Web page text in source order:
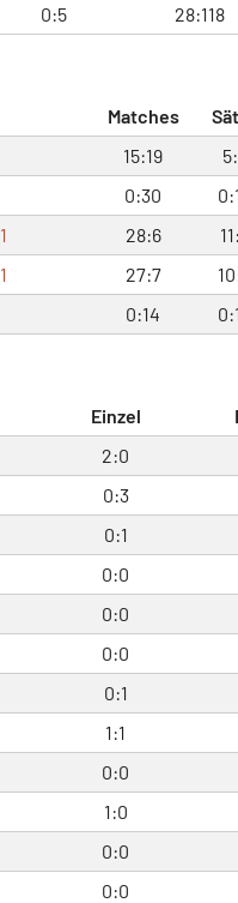
0:5 28:118
Matches
15:19
0:30
28:6
27:7
0:14
Einzel
2:0
0:3
0:1
0:0
0:0
0:0
0:1
1:1
0:0
1:0
0:0
0:0